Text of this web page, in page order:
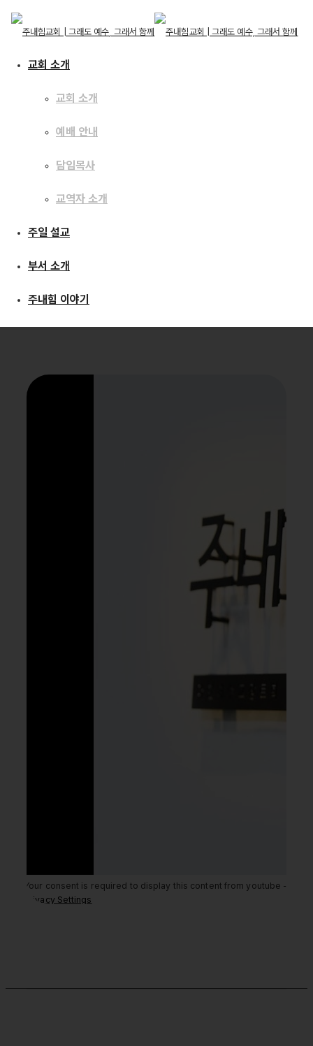
교회 소개
교회 소개
교역자 소개
주일 설교
부서 소개
주내힘 이야기
교회 소개
교회 소개
예배 안내
담임목사
교역자 소개
주일 설교
부서 소개
주내힘 이야기
주일 설교
[17.04.02]
예수이야기52 : 누가 나를
넣어줄까 (안식일 논쟁1)
Your consent is required to display this content from youtube -
Privacy Settings